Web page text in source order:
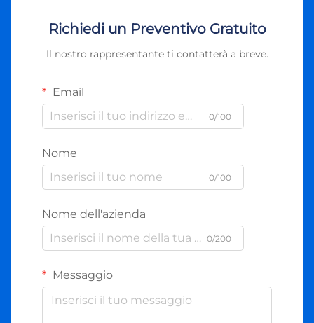
Richiedi un Preventivo Gratuito
Il nostro rappresentante ti contatterà a breve.
Email
0/100
Nome
0/100
Nome dell'azienda
0/200
Messaggio